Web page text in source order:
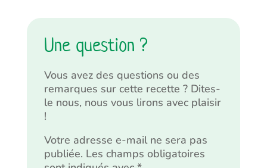
Une question ?
Vous avez des questions ou des
remarques sur cette recette ? Dites-
le nous, nous vous lirons avec plaisir
!
Votre adresse e-mail ne sera pas
publiée. Les champs obligatoires